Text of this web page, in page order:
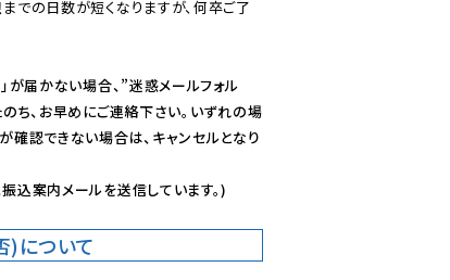
での日数が短くなりますが、何卒ご了
が届かない場合、”迷惑メールフォル
ち、お早めにご連絡下さい。いずれの場
確認できない場合は、キャンセルとなり
案内メールを送信しています。)
)について